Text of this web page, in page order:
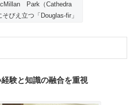
Park（Cathedra
びえ立つ「Douglas-fir」
験と知識の融合を重視